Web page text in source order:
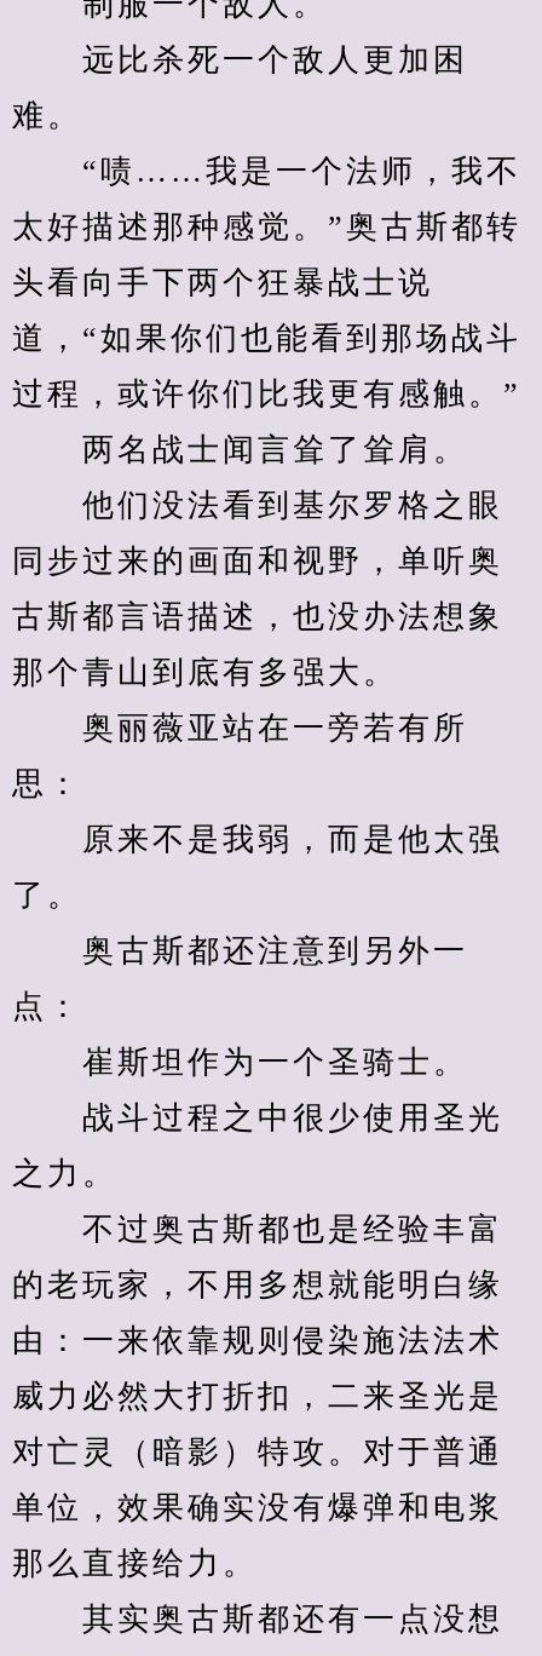
远比杀死一个敌人更加困
难。
“啧……我是一个法师，我不
太好描述那种感觉。”奥古斯都转
头看向手下两个狂暴战士说
道，“如果你们也能看到那场战斗
过程，或许你们比我更有感触。”
两名战士闻言耸了耸肩。
他们没法看到基尔罗格之眼
同步过来的画面和视野，单听奥
古斯都言语描述，也没办法想象
那个青山到底有多强大。
奥丽薇亚站在一旁若有所
思：
原来不是我弱，而是他太强
了。
奥古斯都还注意到另外一
点：
崔斯坦作为一个圣骑士。
战斗过程之中很少使用圣光
之力。
不过奥古斯都也是经验丰富
的老玩家，不用多想就能明白缘
由：一来依靠规则侵染施法法术
威力必然大打折扣，二来圣光是
对亡灵（暗影）特攻。对于普通
单位，效果确实没有爆弹和电浆
那么直接给力。
其实奥古斯都还有一点没想